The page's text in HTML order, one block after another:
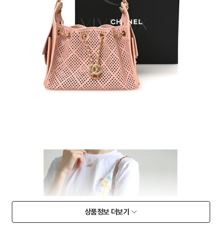
상품정보 더보기